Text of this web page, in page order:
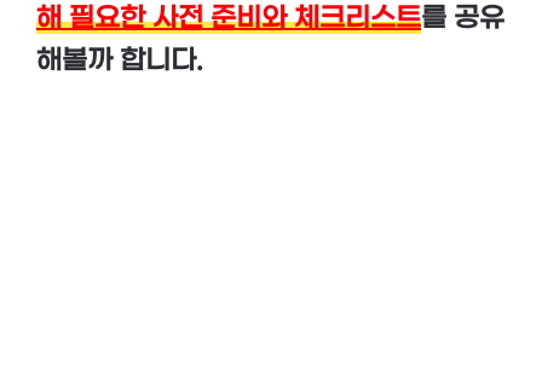
해 필요한 사전 준비와 체크리스트를 공유
해볼까 합니다.